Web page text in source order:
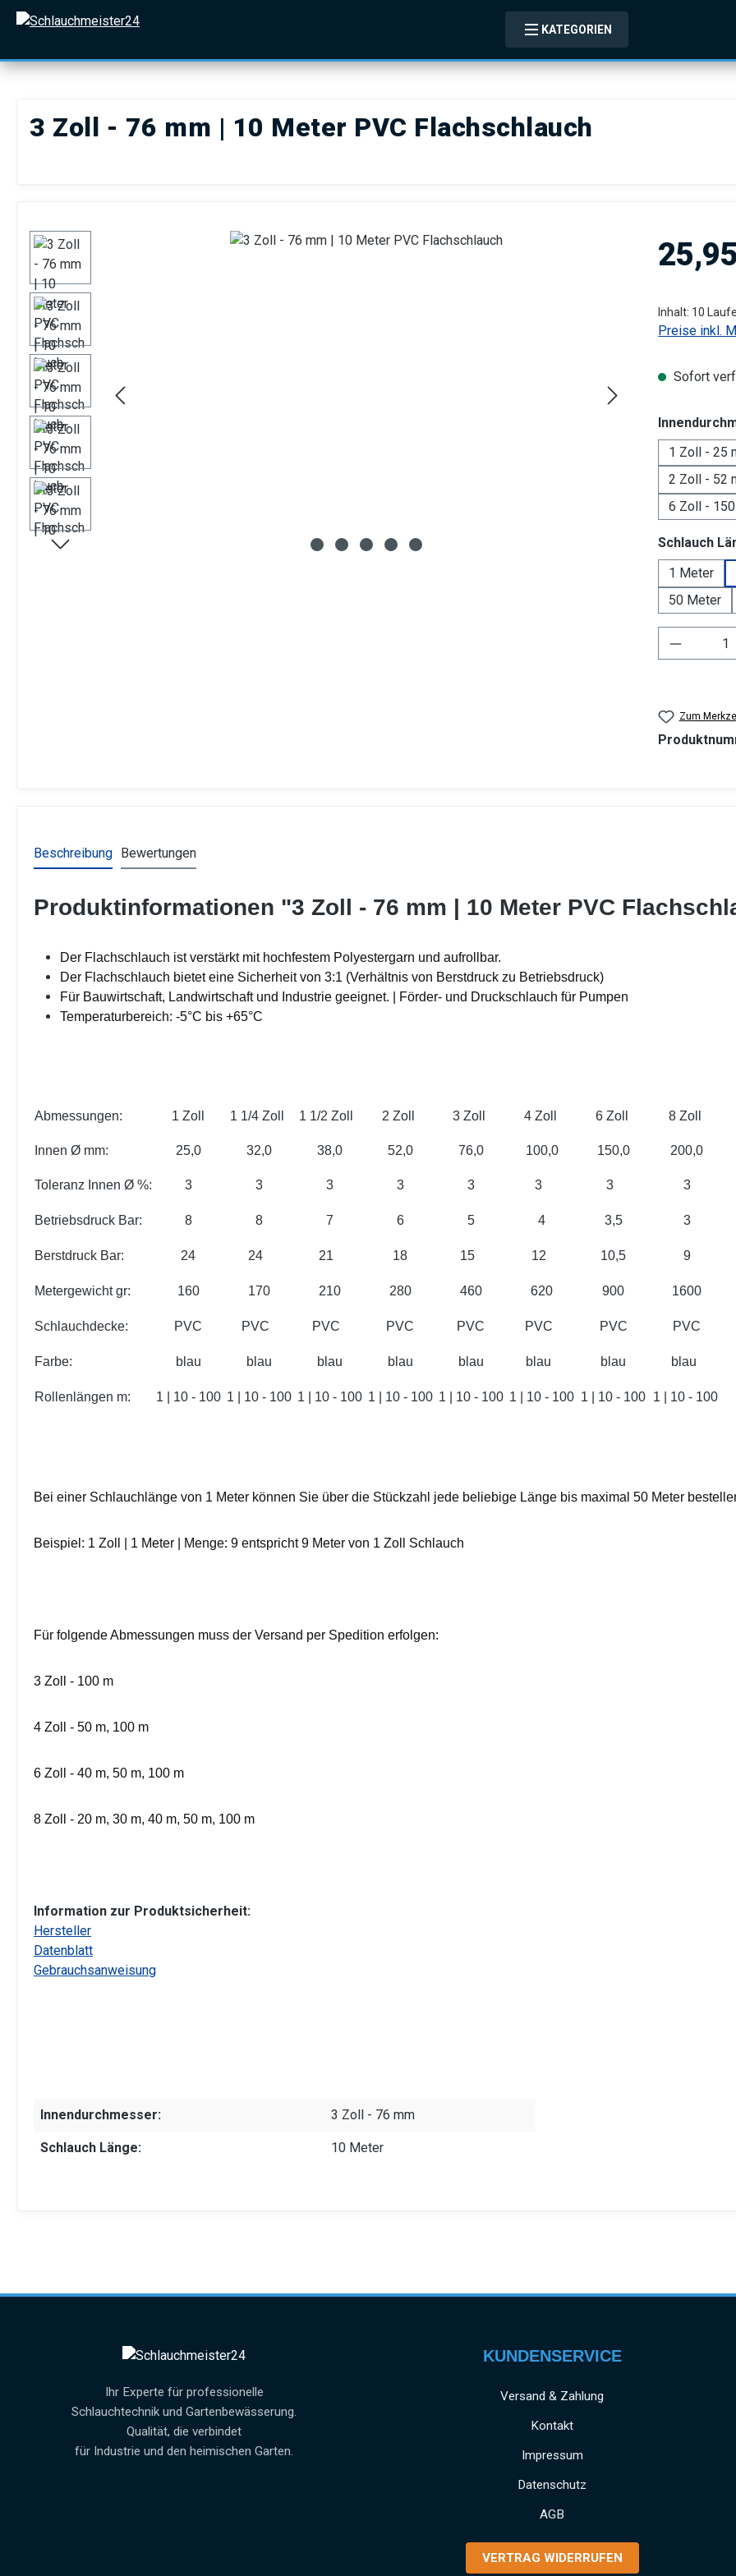
Hauptinhalt springen
Zur Suche springen
Zur Hauptnavigation springen
KATEGORIEN
3 Zoll - 76 mm | 10 Meter PVC Flachschlauch
Regulärer
Inhalt: 10
Preise inkl.
Sofort
1 Zoll - 25
2 Zoll - 52
6 Zoll -
Schlauch
1 Meter
50 Meter
Zum
Beschreibung Bewertungen
Produktinformationen "3 Zoll - 76 mm | 10 Meter PVC
Der Flachschlauch ist verstärkt mit hochfestem Polyestergarn und aufrollbar.
Der Flachschlauch bietet eine Sicherheit von 3:1 (Verhältnis von Berstdruck zu Betriebsdruck)
Für Bauwirtschaft, Landwirtschaft und Industrie geeignet. | Förder- und Druckschlauch für Pumpen
Temperaturbereich: -5°C bis +65°C
Abmessungen: 1 Zoll 1 1/4 Zoll 1 1/2 Zoll 2 Zoll 3 Zoll 4 Zoll 6 Zoll 8 Zoll
Innen Ø mm: 25,0 32,0 38,0 52,0 76,0 100,0 150,0 200,0
Toleranz Innen Ø %: 3 3 3 3 3 3 3 3
Betriebsdruck Bar: 8 8 7 6 5 4 3,5 3
Berstdruck Bar: 24 24 21 18 15 12 10,5 9
Metergewicht gr: 160 170 210 280 460 620 900 1600
Schlauchdecke: PVC PVC PVC PVC PVC PVC PVC PVC
Farbe: blau blau blau blau blau blau blau blau
Rollenlängen m: 1 | 10 - 100 1 | 10 - 100 1 | 10 - 100 1 | 10 - 100 1 | 10 - 100 1 | 10 - 100 1 | 10 - 100 1 | 10 - 100
Bei einer Schlauchlänge von 1 Meter können Sie über die Stückzahl jede beliebige Länge bis maximal 50 Meter
Beispiel: 1 Zoll | 1 Meter | Menge: 9 entspricht 9 Meter von 1 Zoll Schlauch
Für folgende Abmessungen muss der Versand per Spedition erfolgen:
3 Zoll - 100 m
4 Zoll - 50 m, 100 m
6 Zoll - 40 m, 50 m, 100 m
8 Zoll - 20 m, 30 m, 40 m, 50 m, 100 m
Information zur Produktsicherheit:
Hersteller
Datenblatt
Gebrauchsanweisung
Innendurchmesser: 3 Zoll - 76 mm
Schlauch Länge: 10 Meter
Ihr Experte für professionelle
Schlauchtechnik und Gartenbewässerung.
Qualität, die verbindet
für Industrie und den heimischen Garten.
KUNDENSERVICE
Versand & Zahlung
Kontakt
Impressum
Datenschutz
AGB
VERTRAG WIDERRUFEN